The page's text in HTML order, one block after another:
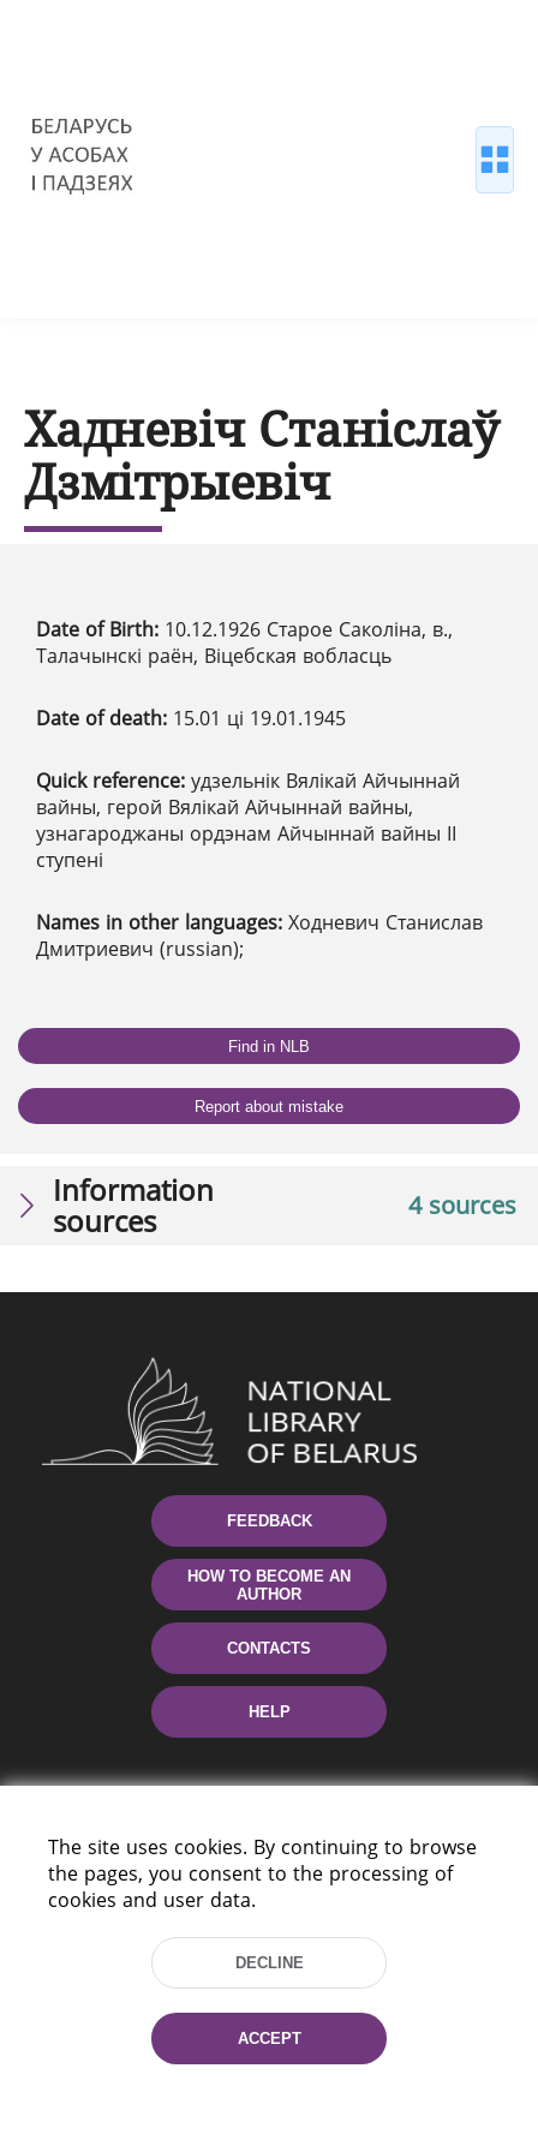
Хадневіч Станіслаў
Дзмітрыевіч
Date of Birth: 10.12.1926 Старое Саколіна, в.,
Талачынскі раён, Віцебская вобласць
Date of death: 15.01 ці 19.01.1945
Quick reference: удзельнік Вялікай Айчыннай
вайны, герой Вялікай Айчыннай вайны,
узнагароджаны ордэнам Айчыннай вайны ІІ
ступені
Names in other languages: Ходневич Станислав
Дмитриевич (russian);
Find in NLB
Report about mistake
4 sources
Information
sources
FEEDBACK
HOW TO BECOME AN
AUTHOR
CONTACTS
HELP
220114, Niezaležnasci Ave. 116, Minsk,
Tel.: (+375 17) 368 37 37
Fax: (+375 17) 368 97 06
E-mail: inbox@nlb.by
The site uses cookies. By continuing to browse
the pages, you consent to the processing of
cookies and user data.
DECLINE
ACCEPT